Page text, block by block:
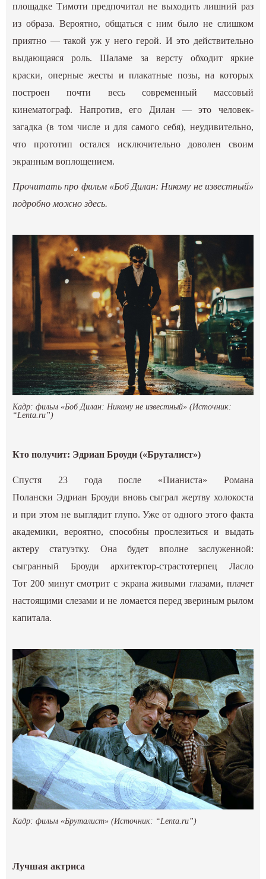
площадке Тимоти предпочитал не выходить лишний раз
из образа. Вероятно, общаться с ним было не слишком
приятно — такой уж у него герой. И это действительно
выдающаяся роль. Шаламе за версту обходит яркие
краски, оперные жесты и плакатные позы, на которых
построен почти весь современный массовый
кинематограф. Напротив, его Дилан — это человек-
загадка (в том числе и для самого себя), неудивительно,
что прототип остался исключительно доволен своим
экранным воплощением.
Прочитать про фильм «Боб Дилан: Никому не известный»
подробно можноздесь.
Кадр: фильм «Боб Дилан: Никому не известный» (Источник:
“Lenta.ru”)
Кто получит: Эдриан Броуди («Бруталист»)
Спустя 23 года после «Пианиста» Романа
Полански Эдриан Броуди вновь сыграл жертву холокоста
и при этом не выглядит глупо. Уже от одного этого факта
академики, вероятно, способны прослезиться и выдать
актеру статуэтку. Она будет вполне заслуженной:
сыгранный Броуди архитектор-страстотерпец Ласло
Тот 200 минут смотрит с экрана живыми глазами, плачет
настоящими слезами и не ломается перед звериным рылом
капитала.
Кадр: фильм «Бруталист» (Источник: “Lenta.ru”)
Лучшая актриса